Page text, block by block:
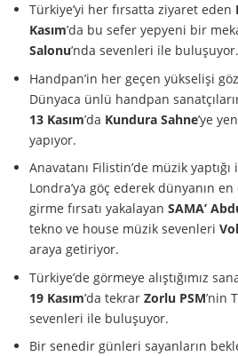
Türkiye’yi her fırsatta ziyaret eden
Kasım’da bu sefer yepyeni bir
Salonu’nda sevenleri ile buluşuyor.
Handpan’in her geçen yükselişi
Dünyaca ünlü handpan
13 Kasım’da Kundura Sahne’ye
yapıyor.
Anavatanı Filistin’de müzik
Londra’ya göç ederek dünyanın
girme fırsatı yakalayan SAMA’
tekno ve house müzik sevenleri
araya getiriyor.
Türkiye’de görmeye alıştığımız
19 Kasım’da tekrarZorlu PSM’nin
sevenleri ile buluşuyor.
Bir senedir günleri sayanların